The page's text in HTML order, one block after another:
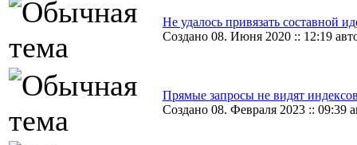
Не удалось привязать составной
Создано 08. Июня 2020 :: 12:19
Прямые запросы не видят
Создано 08. Февраля 2023 :: 09:39